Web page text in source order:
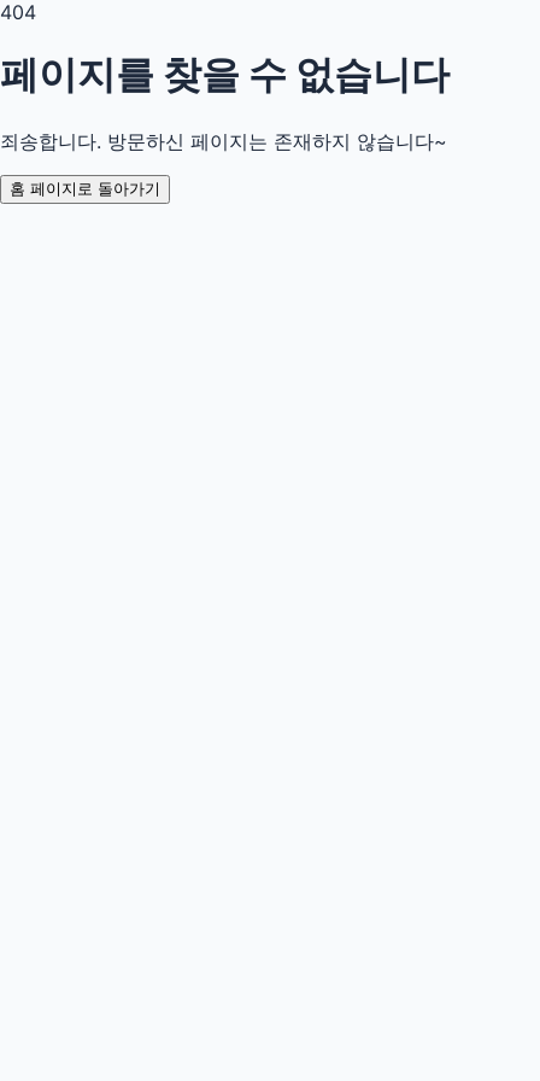
404
페이지를 찾을 수 없습니다
죄송합니다. 방문하신 페이지는 존재하지 않습니다~
홈 페이지로 돌아가기